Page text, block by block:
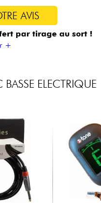
AVIS
par tirage au sort !
+
ELECTRIQUE